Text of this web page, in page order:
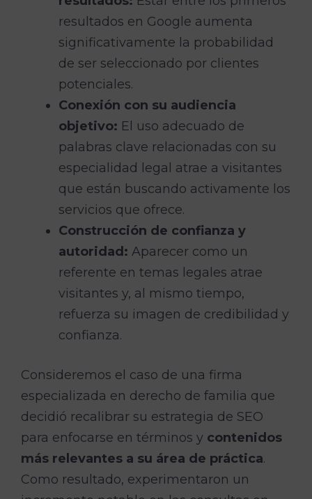
resultados en Google aumenta
significativamente la probabilidad
de ser seleccionado por clientes
potenciales.
Conexión con su audiencia
objetivo: El uso adecuado de
palabras clave relacionadas con su
especialidad legal atrae a visitantes
que están buscando activamente los
servicios que ofrece.
Construcción de confianza y
autoridad: Aparecer como un
referente en temas legales atrae
visitantes y, al mismo tiempo,
refuerza su imagen de credibilidad y
confianza.
Consideremos el caso de una firma
especializada en derecho de familia que
decidió recalibrar su estrategia de SEO
para enfocarse en términos y contenidos
más relevantes a su área de práctica.
Como resultado, experimentaron un